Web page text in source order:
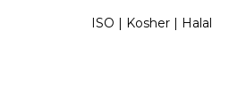
ISO | Kosher | Halal